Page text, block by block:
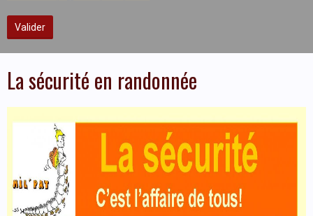
La sécurité en randonnée
Valider